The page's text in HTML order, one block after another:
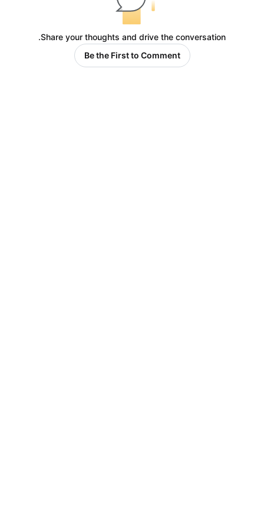
Share your thoughts and drive the conversation.
Be the First to Comment